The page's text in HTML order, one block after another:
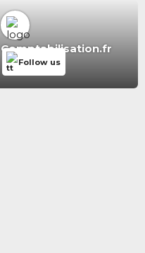
Comptabilisation.fr
Follow us